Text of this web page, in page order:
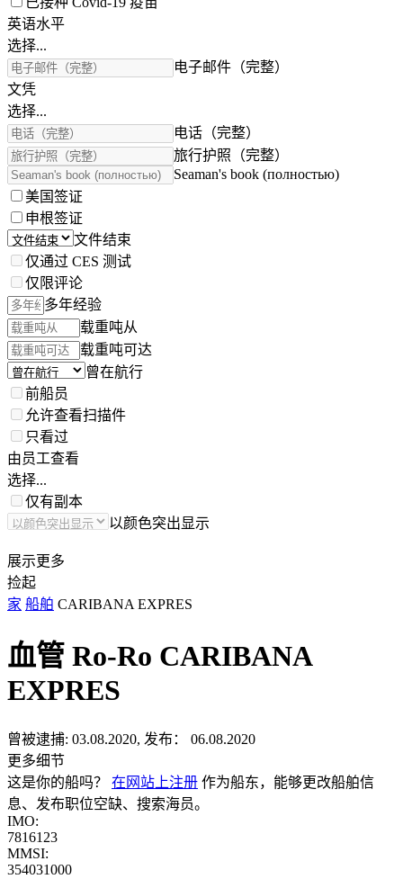
英语水平
选择...
电子邮件（完整）
文凭
选择...
电话（完整）
旅行护照（完整）
Seaman's book (полностью)
美国签证
申根签证
文件结束
仅通过 CES 测试
仅限评论
多年经验
载重吨从
载重吨可达
曾在航行
前船员
允许查看扫描件
只看过
由员工查看
选择...
仅有副本
以颜色突出显示
展示更多
捡起
家 船舶 CARIBANA EXPRES
血管 Ro-Ro CARIBANA
EXPRES
曾被逮捕: 03.08.2020, 发布： 06.08.2020
更多细节
这是你的船吗？ 在网站上注册 作为船东，能够更改船舶信
息、发布职位空缺、搜索海员。
IMO:
7816123
MMSI:
354031000